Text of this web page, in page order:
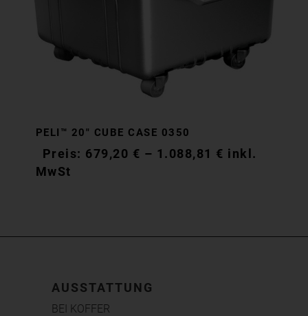
PELI™ 20″ CUBE CASE 0350
679,20 € – 1.088,81 € inkl.
MwSt
AUSSTATTUNG
BEI KOFFER